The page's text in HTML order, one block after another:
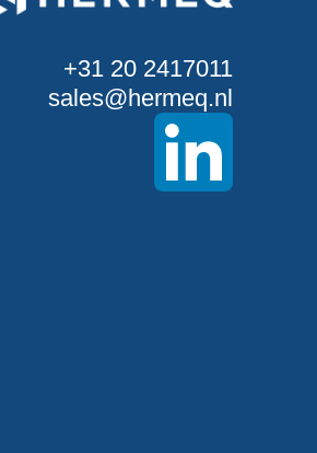
+31 20 2417011
sales@hermeq.nl